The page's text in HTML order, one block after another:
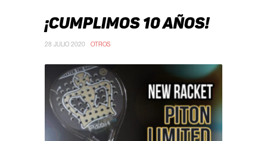
¡CUMPLIMOS 10 AÑOS!
28 JULIO 2020 OTROS